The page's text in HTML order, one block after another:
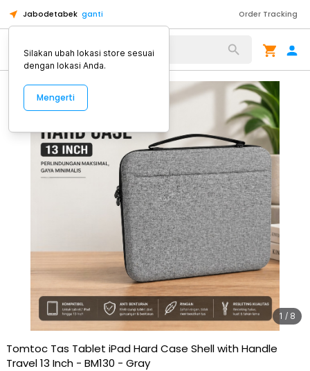
Jabodetabek ganti Order Tracking
Alat Kopi
1 / 8
Tomtoc Tas Tablet iPad Hard Case Shell with Handle
Travel 13 Inch - BM130 - Gray
Silakan ubah lokasi store sesuai
dengan lokasi Anda.
Mengerti